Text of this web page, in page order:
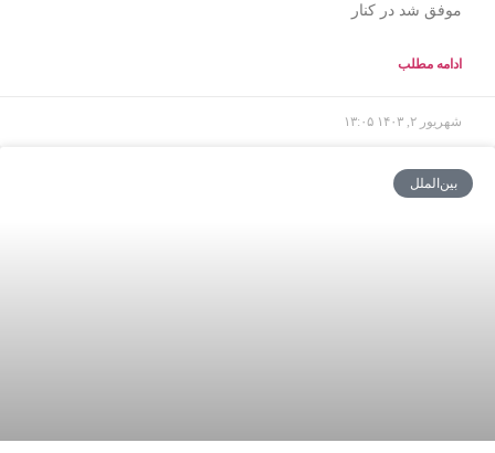
موفق شد در کنار
ادامه مطلب
شهریور ۲, ۱۴۰۳ ۱۳:۰۵
بین‌الملل